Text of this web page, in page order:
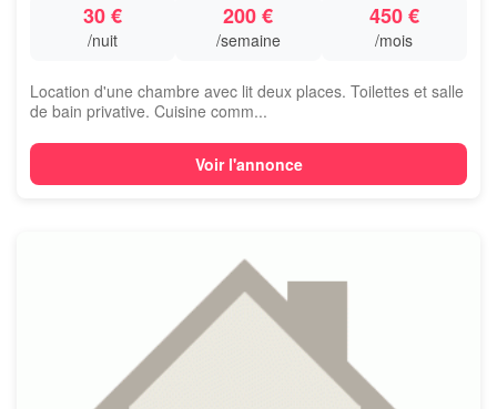
30 €
/nuit
200 €
/semaine
450 €
/mois
Location d'une chambre avec lit deux places. Toilettes et salle
de bain privative. Cuisine comm...
Voir l'annonce